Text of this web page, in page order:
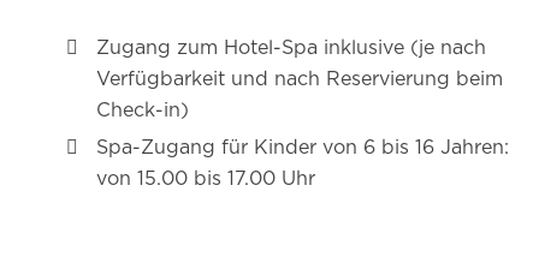
Zugang zum Hotel-Spa inklusive (je nach
Verfügbarkeit und nach Reservierung beim
Check-in)
Spa-Zugang für Kinder von 6 bis 16 Jahren:
von 15.00 bis 17.00 Uhr